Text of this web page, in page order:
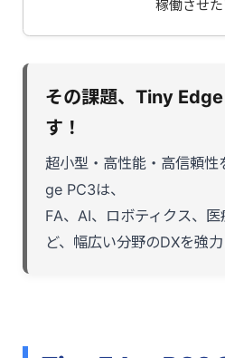
稼働させた
その課題、Tiny
す！
超小型・高性能・高信頼
ge PC3は、
FA、AI、ロボティクス、
ど、幅広い分野のDXを強力